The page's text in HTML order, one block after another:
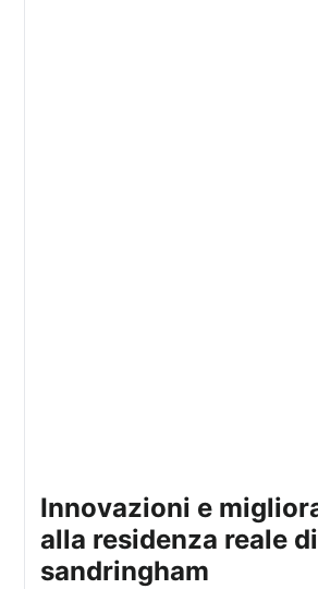
innovazioni e miglioramenti
alla residenza reale di
sandringham